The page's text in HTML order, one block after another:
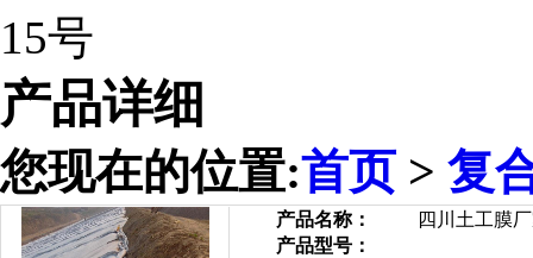
15号
产品详细
您现在的位置:首页> 复
产品名称：
四川土工膜
产品型号：